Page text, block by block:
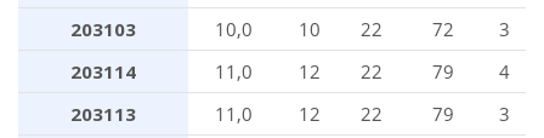
203103
10,0 10 22 72
3
203114
11,0 12 22 79
4
203113
11,0 12 22 79
3